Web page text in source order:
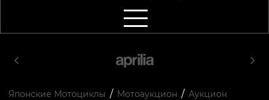
Японские Мотоциклы / Мотоаукцион / Аукцион